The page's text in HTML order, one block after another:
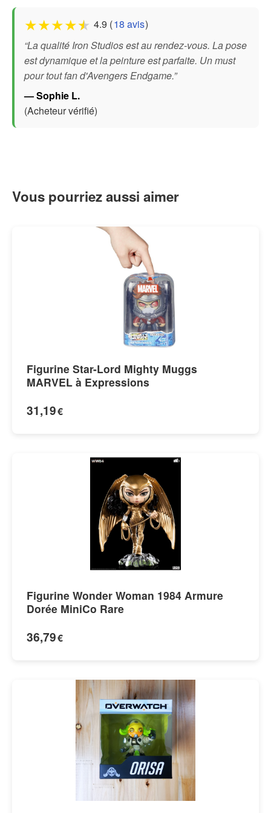
★★★★★ 4.9 (18 avis)
“La qualité Iron Studios est au rendez-vous. La pose
est dynamique et la peinture est parfaite. Un must
pour tout fan d'Avengers Endgame.”
— Sophie L.
(Acheteur vérifié)
Vous pourriez aussi aimer
Figurine Star-Lord Mighty Muggs
MARVEL à Expressions
31,19€
Figurine Wonder Woman 1984 Armure
Dorée MiniCo Rare
36,79€